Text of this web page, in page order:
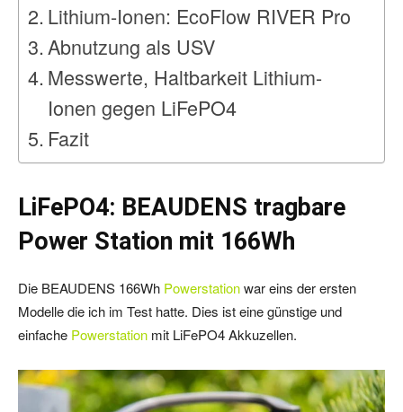
Lithium-Ionen: EcoFlow RIVER Pro
Abnutzung als USV
Messwerte, Haltbarkeit Lithium-
Ionen gegen LiFePO4
Fazit
LiFePO4: BEAUDENS tragbare
Power Station mit 166Wh
Die BEAUDENS 166Wh Powerstationwar eins der ersten
Modelle die ich im Test hatte. Dies ist eine günstige und
einfache Powerstation mit LiFePO4 Akkuzellen.